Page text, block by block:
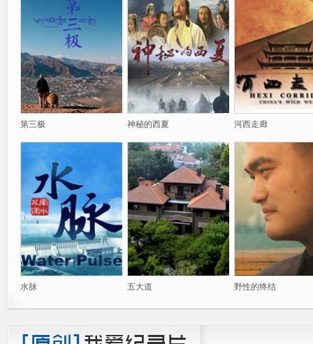
第三极 神秘的西夏 河西走廊
水脉 五大道 野性的终结